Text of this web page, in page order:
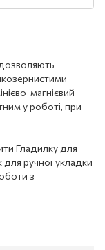
магнієвий
у роботі, при
Гладилку для
ручної укладки
з